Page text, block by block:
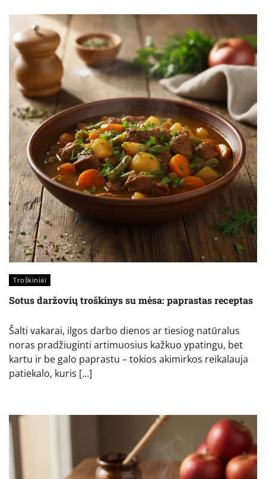
Troškiniai
Sotus daržovių troškinys su mėsa: paprastas receptas
Šalti vakarai, ilgos darbo dienos ar tiesiog natūralus
noras pradžiuginti artimuosius kažkuo ypatingu, bet
kartu ir be galo paprastu – tokios akimirkos reikalauja
patiekalo, kuris […]